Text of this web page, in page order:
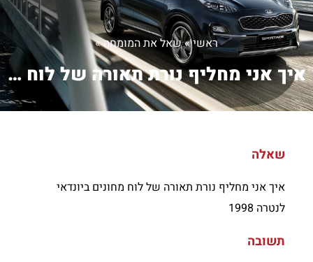
ראשי»שאל את המומחה»
איך אני מחליף נורת תאורה של לוח מחוני...
שאלה
איך אני מחליף נורת תאורה של לוח מחונים ביונדאי
לנטרה 1998
תשובה